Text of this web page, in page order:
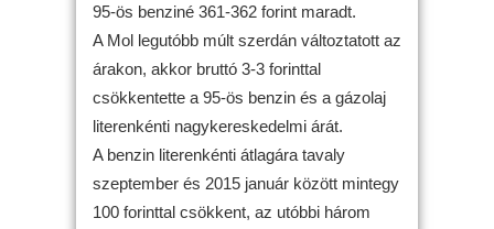
95-ös benziné 361-362 forint maradt.
A Mol legutóbb múlt szerdán változtatott az
árakon, akkor bruttó 3-3 forinttal
csökkentette a 95-ös benzin és a gázolaj
literenkénti nagykereskedelmi árát.
A benzin literenkénti átlagára tavaly
szeptember és 2015 január között mintegy
100 forinttal csökkent, az utóbbi három